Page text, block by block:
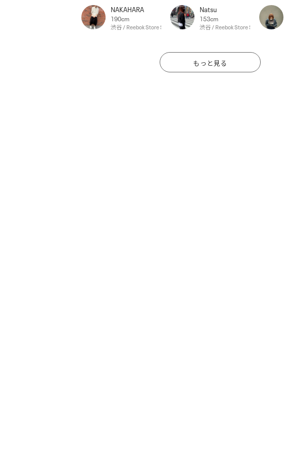
NAKAHARA
190cm
渋谷 / Reebok Store Shibuya
Natsu
153cm
渋谷 / Reebok Store Shibuya
もっと見る